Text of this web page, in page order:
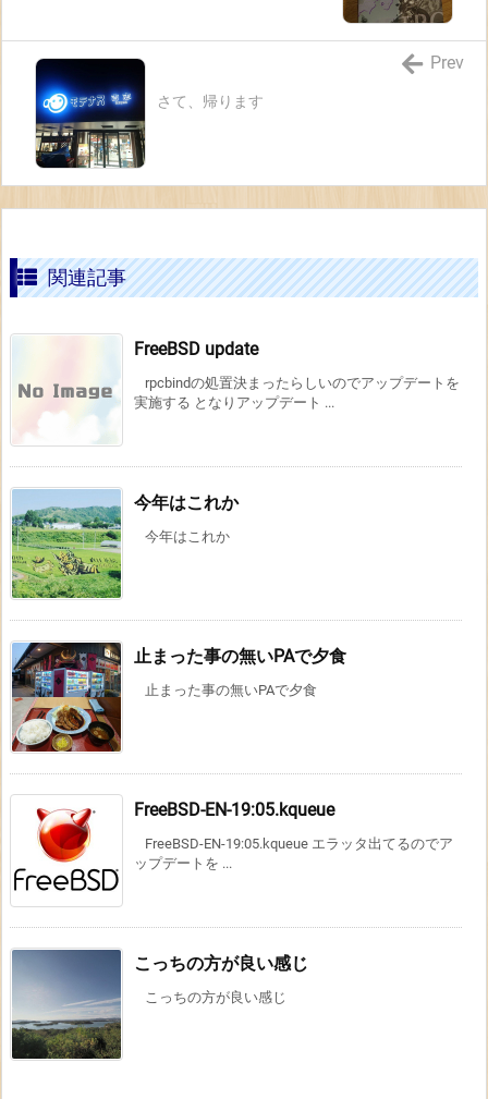
g
さて、帰ります
Prev
関連記事
FreeBSD update
rpcbindの処置決まったらしいのでアップデートを
実施する となりアップデート ...
今年はこれか
今年はこれか
止まった事の無いPAで夕食
止まった事の無いPAで夕食
FreeBSD-EN-19:05.kqueue
FreeBSD-EN-19:05.kqueue エラッタ出てるのでア
ップデートを ...
こっちの方が良い感じ
こっちの方が良い感じ